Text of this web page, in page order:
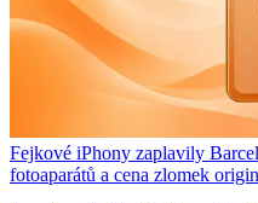
Fejkové iPhony zaplavily
fotoaparátů a cena zlomek